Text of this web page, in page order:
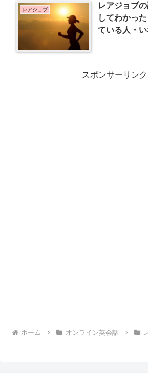
レアジョブ
レアジョブ
してわかっ
ている人・
スポンサーリンク
ホーム オンライン英会話